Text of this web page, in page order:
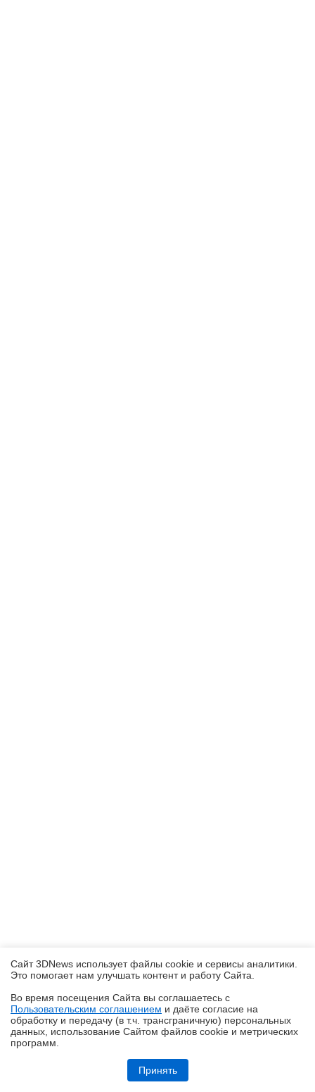
Обзор системы жидкостного охлаждения MSI MEG CoreLiquid E15
360: экран-водопад теперь и на СЖО
Сайт 3DNews использует файлы cookie и сервисы аналитики.
Это помогает нам улучшать контент и работу Cайта.
Во время посещения Cайта вы соглашаетесь с
Пользовательским соглашением и даёте согласие на
обработку и передачу (в т.ч. трансграничную) персональных
данных, использование Cайтом файлов cookie и метрических
программ.
Принять